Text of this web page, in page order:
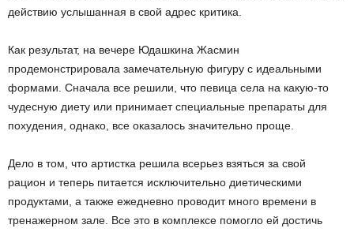
действию услышанная в свой адрес критика.
Как результат, на вечере Юдашкина Жасмин
продемонстрировала замечательную фигуру с идеальными
формами. Сначала все решили, что певица села на какую-то
чудесную диету или принимает специальные препараты для
похудения, однако, все оказалось значительно проще.
Дело в том, что артистка решила всерьез взяться за свой
рацион и теперь питается исключительно диетическими
продуктами, а также ежедневно проводит много времени в
тренажерном зале. Все это в комплексе помогло ей достичь